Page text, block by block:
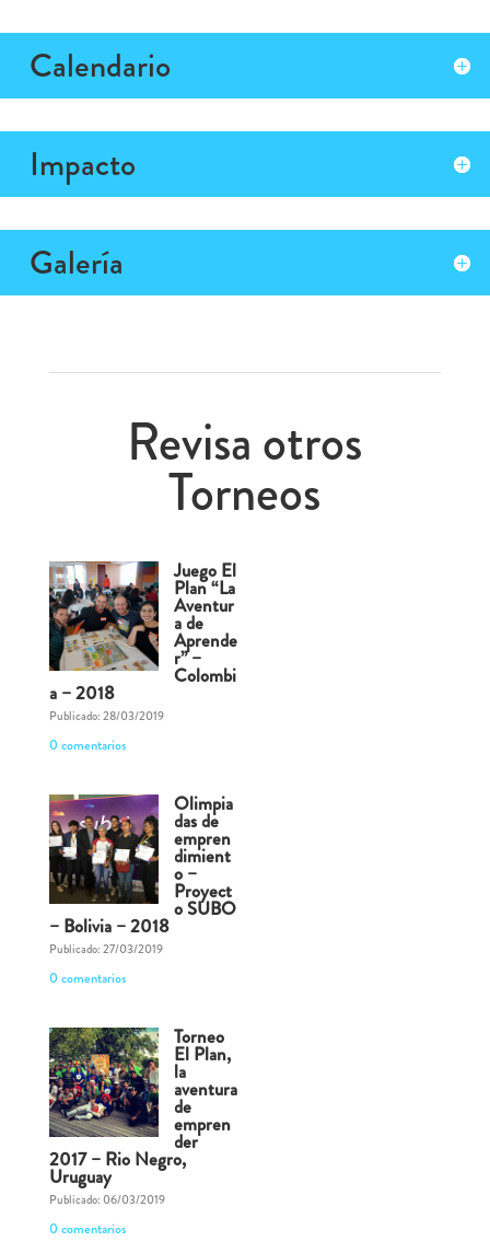
Calendario
Impacto
Galería
Revisa otros
Torneos
Juego El
Plan “La
Aventur
a de
Aprende
r” –
Colombi
a – 2018
Publicado: 28/03/2019
0 comentarios
Olimpia
das de
empren
dimient
o –
Proyect
o SUBO
– Bolivia – 2018
Publicado: 27/03/2019
0 comentarios
Torneo
El Plan,
la
aventura
de
empren
der
2017 – Rio Negro,
Uruguay
Publicado: 06/03/2019
0 comentarios